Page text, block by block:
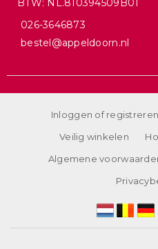
BTW: NL.810394509B01
026-3646873
bestel@appeldoorn.nl
Inloggen of registreren
Veilig winkelen
Algemene